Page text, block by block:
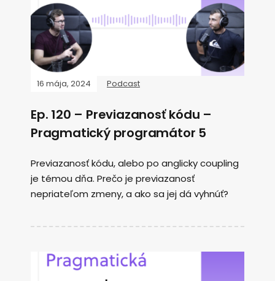
16 mája, 2024 Podcast
Ep. 120 – Previazanosť kódu –
Pragmatický programátor 5
Previazanosť kódu, alebo po anglicky coupling
je témou dňa. Prečo je previazanosť
nepriateľom zmeny, a ako sa jej dá vyhnúť?